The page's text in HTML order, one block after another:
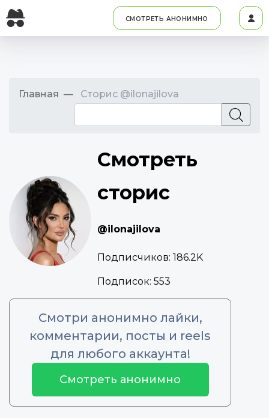
СМОТРЕТЬ АНОНИМНО
Главная Сторис @ilonajilova
Смотреть
сторис
@ilonajilova
Подписчиков: 186.2K
Подписок: 553
Смотри анонимно лайки,
комментарии, посты и reels
для любого аккаунта!
Смотреть анонимно